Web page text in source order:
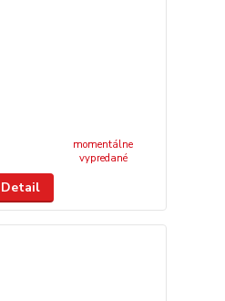
momentálne
vypredané
Detail